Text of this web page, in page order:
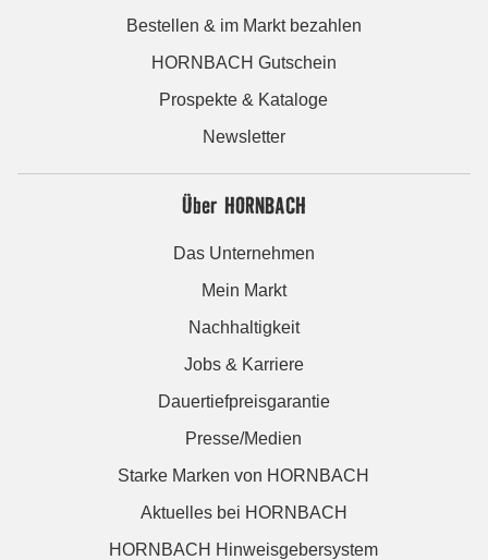
Bestellen & im Markt bezahlen
HORNBACH Gutschein
Prospekte & Kataloge
Newsletter
Über HORNBACH
Das Unternehmen
Mein Markt
Nachhaltigkeit
Jobs & Karriere
Dauertiefpreisgarantie
Presse/Medien
Starke Marken von HORNBACH
Aktuelles bei HORNBACH
HORNBACH Hinweisgebersystem